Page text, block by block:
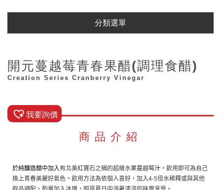
分類選單
開元蔓越莓青春果醋(調理食醋)
Creation Series Cranberry Vinegar
我要詢價
商品介紹
於純釀造醋中加入有北美紅寶石之稱的超級水果蔓越莓汁， 飲用即可為自己
換上青春美麗好氣色。飲用方法為依個人喜好，加入4-5倍水稀釋或與其他